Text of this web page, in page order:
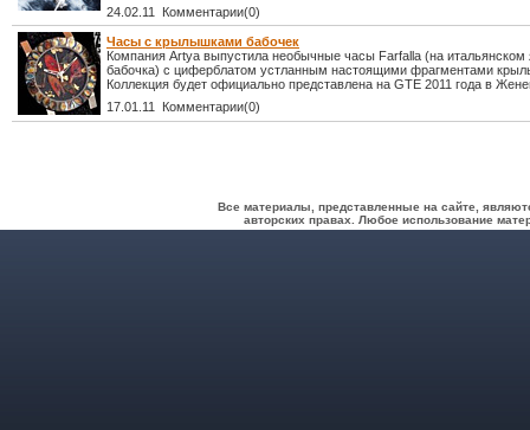
24.02.11 Комментарии(0)
Часы с крылышками бабочек
Компания Artya выпустила необычные часы Farfalla (на итальянском
бабочка) с циферблатом устланным настоящими фрагментами
Коллекция будет официально представлена на GTE 2011 года в
17.01.11 Комментарии(0)
Все материалы, представленные на сайте,
авторских правах. Любое использование